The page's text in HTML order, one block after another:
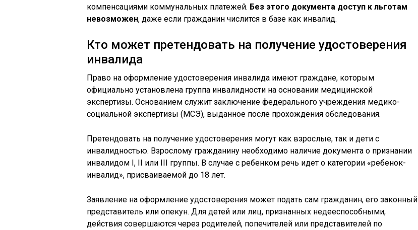
компенсациями коммунальных платежей. Без этого документа доступ к льготам
невозможен, даже если гражданин числится в базе как инвалид.
Кто может претендовать на получение удостоверения
инвалида
Право на оформление удостоверения инвалида имеют граждане, которым
официально установлена группа инвалидности на основании медицинской
экспертизы. Основанием служит заключение федерального учреждения медико-
социальной экспертизы (МСЭ), выданное после прохождения обследования.
Претендовать на получение удостоверения могут как взрослые, так и дети с
инвалидностью. Взрослому гражданину необходимо наличие документа о признании
инвалидом I, II или III группы. В случае с ребенком речь идет о категории «ребенок-
инвалид», присваиваемой до 18 лет.
Заявление на оформление удостоверения может подать сам гражданин, его законный
представитель или опекун. Для детей или лиц, признанных недееспособными,
действия совершаются через родителей, попечителей или представителей по